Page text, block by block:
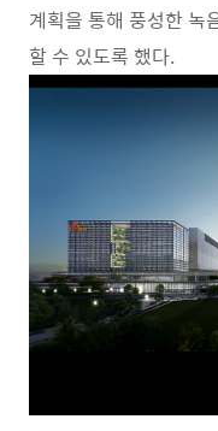
계획을 통해 풍성한 녹
할 수 있도록 했다.